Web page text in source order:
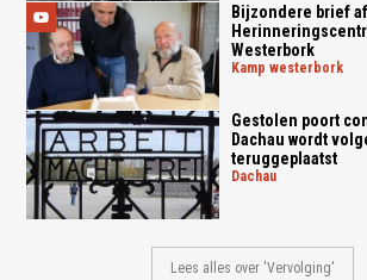
Bijzondere brief
Westerbork
kamp westerbork
Gestolen poort
Dachau wordt
teruggeplaatst
dachau
Lees alles over 'Vervolging'